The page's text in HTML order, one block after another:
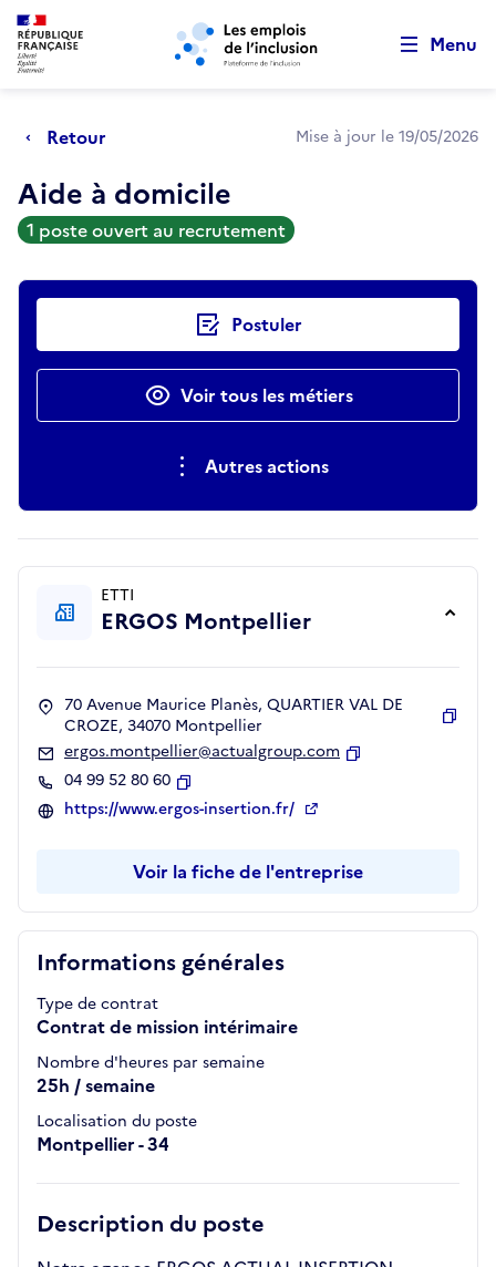
Aller au menu principal Aller au contenu principal
Menu
Retour Mise à jour le 19/05/2026
Aide à domicile
1 poste ouvert au recrutement
Actions rapides Postuler
Voir tous les métiers
Autres actions
Informations générales
Type de contrat
Contrat de mission intérimaire
Nombre d'heures par semaine
25h / semaine
Localisation du poste
Montpellier - 34
Description du poste
ETTI
ERGOS Montpellier
70 Avenue Maurice Planès, QUARTIER VAL DE
CROZE, 34070 Montpellier
ergos.montpellier@actualgroup.com
04 99 52 80 60
Copier
https://www.ergos-insertion.fr/
Voir la fiche de l'entreprise
Retour au début de la page
Panneau de gestion des cookies